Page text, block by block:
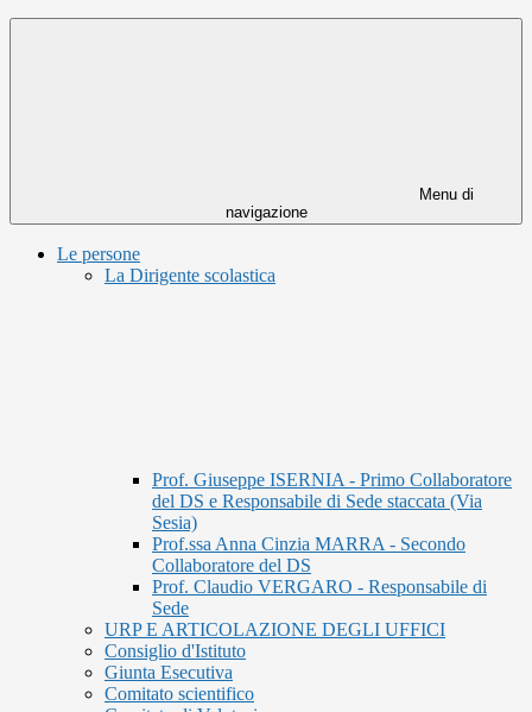
Menu di
navigazione
Le persone
La Dirigente scolastica
Prof. Giuseppe ISERNIA - Primo Collaboratore
del DS e Responsabile di Sede staccata (Via
Sesia)
Prof.ssa Anna Cinzia MARRA - Secondo
Collaboratore del DS
Prof. Claudio VERGARO - Responsabile di
Sede
URP E ARTICOLAZIONE DEGLI UFFICI
Consiglio d'Istituto
Giunta Esecutiva
Comitato scientifico